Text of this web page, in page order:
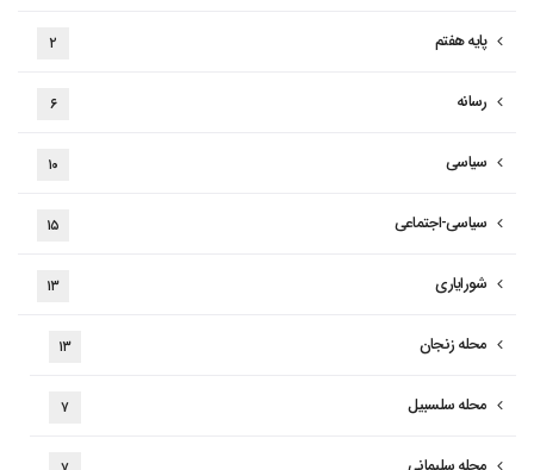
پایه هفتم ۲
رسانه ۶
سیاسی ۱۰
سیاسی-اجتماعی ۱۵
شورایاری ۱۳
محله زنجان ۱۳
محله سلسبیل ۷